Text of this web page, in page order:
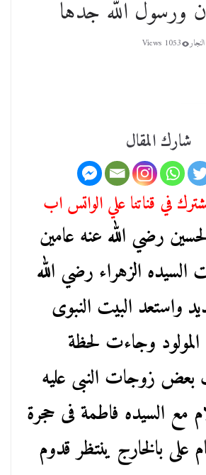
ورسول الله جدها
1053 Views
شارك المقال
في قناتنا علي الواتس اب
رضي الله عنه عامين
الزهراء رضي الله
واستعد البيت النبوى
وجاءت لحظة
بعض زوجات النبى عليه
مع السيده فاطمة فى حجرة
على بالخارج ينتظر قدوم